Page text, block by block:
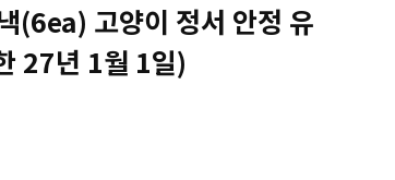
(6ea) 고양이 정서 안정 유
27년 1월 1일)